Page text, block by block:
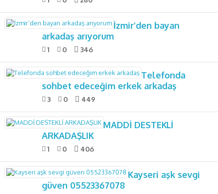
İzmir’den bayan
arkadaş arıyorum
1 0 346
Telefonda
sohbet edeceğim erkek arkadaş
3 0 449
MADDİ DESTEKLİ
ARKADAŞLIK
1 0 406
Kayseri aşk sevgi
güven 05523367078